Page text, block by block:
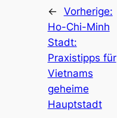
← Vorherige:
Ho-Chi-Minh
Stadt:
Praxistipps für
Vietnams
geheime
Hauptstadt